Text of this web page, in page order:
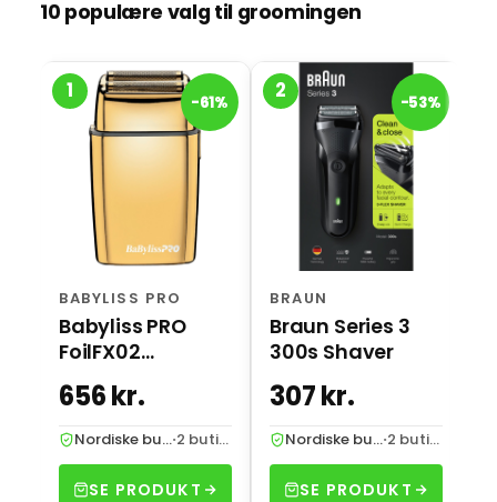
10 populære valg til groomingen
1 -61%
BABYLISS PRO
Babyliss PRO
FoilFX02
4ARTISTS Shaver
Gold
656 kr.
Nordiske butikker· 2 butikker
SE PRODUKT
2 -53%
BRAUN
Braun Series 3
300s Shaver
307 kr.
Nordiske butikker· 2 butikker
SE PRODUKT